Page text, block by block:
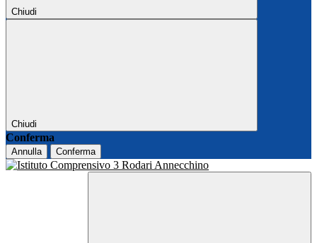
Chiudi
Chiudi
Conferma
Annulla Conferma